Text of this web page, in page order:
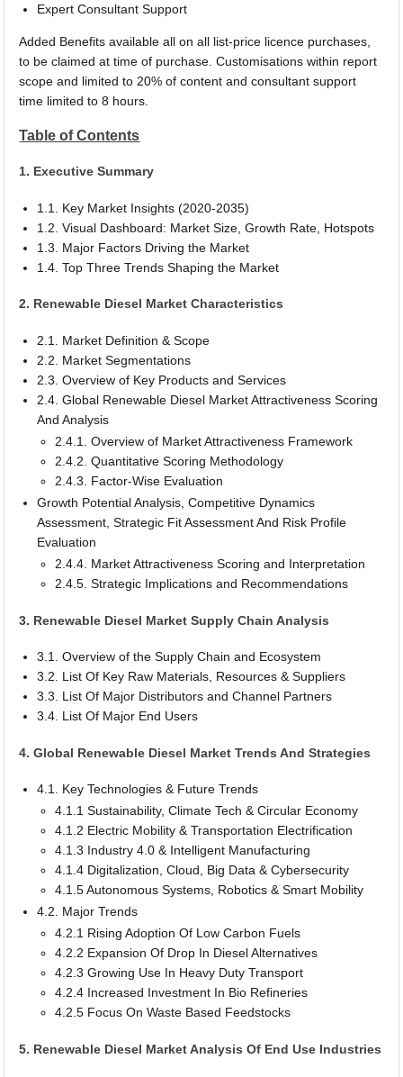
Expert Consultant Support
Added Benefits available all on all list-price licence purchases,
to be claimed at time of purchase. Customisations within report
scope and limited to 20% of content and consultant support
time limited to 8 hours.
Table of Contents
1. Executive Summary
1.1. Key Market Insights (2020-2035)
1.2. Visual Dashboard: Market Size, Growth Rate, Hotspots
1.3. Major Factors Driving the Market
1.4. Top Three Trends Shaping the Market
2. Renewable Diesel Market Characteristics
2.1. Market Definition & Scope
2.2. Market Segmentations
2.3. Overview of Key Products and Services
2.4. Global Renewable Diesel Market Attractiveness Scoring
And Analysis
2.4.1. Overview of Market Attractiveness Framework
2.4.2. Quantitative Scoring Methodology
2.4.3. Factor-Wise Evaluation
Growth Potential Analysis, Competitive Dynamics
Assessment, Strategic Fit Assessment And Risk Profile
Evaluation
2.4.4. Market Attractiveness Scoring and Interpretation
2.4.5. Strategic Implications and Recommendations
3. Renewable Diesel Market Supply Chain Analysis
3.1. Overview of the Supply Chain and Ecosystem
3.2. List Of Key Raw Materials, Resources & Suppliers
3.3. List Of Major Distributors and Channel Partners
3.4. List Of Major End Users
4. Global Renewable Diesel Market Trends And Strategies
4.1. Key Technologies & Future Trends
4.1.1 Sustainability, Climate Tech & Circular Economy
4.1.2 Electric Mobility & Transportation Electrification
4.1.3 Industry 4.0 & Intelligent Manufacturing
4.1.4 Digitalization, Cloud, Big Data & Cybersecurity
4.1.5 Autonomous Systems, Robotics & Smart Mobility
4.2. Major Trends
4.2.1 Rising Adoption Of Low Carbon Fuels
4.2.2 Expansion Of Drop In Diesel Alternatives
4.2.3 Growing Use In Heavy Duty Transport
4.2.4 Increased Investment In Bio Refineries
4.2.5 Focus On Waste Based Feedstocks
5. Renewable Diesel Market Analysis Of End Use Industries